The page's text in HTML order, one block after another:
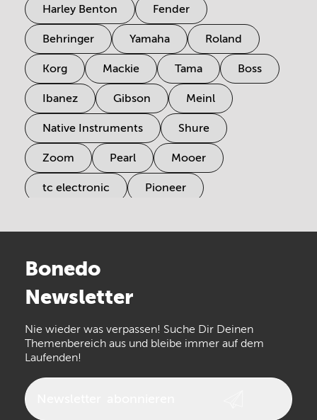
Harley Benton Fender
Behringer Yamaha Roland
Korg Mackie Tama Boss
Ibanez Gibson Meinl
Native Instruments Shure
Zoom Pearl Mooer
tc electronic Pioneer
Arturia
the t.bone
Walrus Audio Epiphone
Bonedo
Newsletter
Nie wieder was verpassen! Suche Dir Deinen
Themenbereich aus und bleibe immer auf dem
Laufenden!